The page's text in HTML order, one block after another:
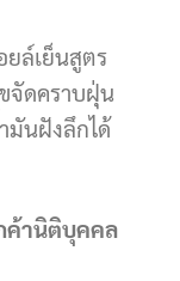
ล์เย็นสูตร
จัดคราบฝุ่น
มันฝังลึกได้
ค้านิติบุคคล